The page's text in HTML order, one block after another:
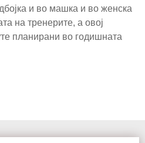
и во машка и во женска
на тренерите, а овој
планирани во годишната